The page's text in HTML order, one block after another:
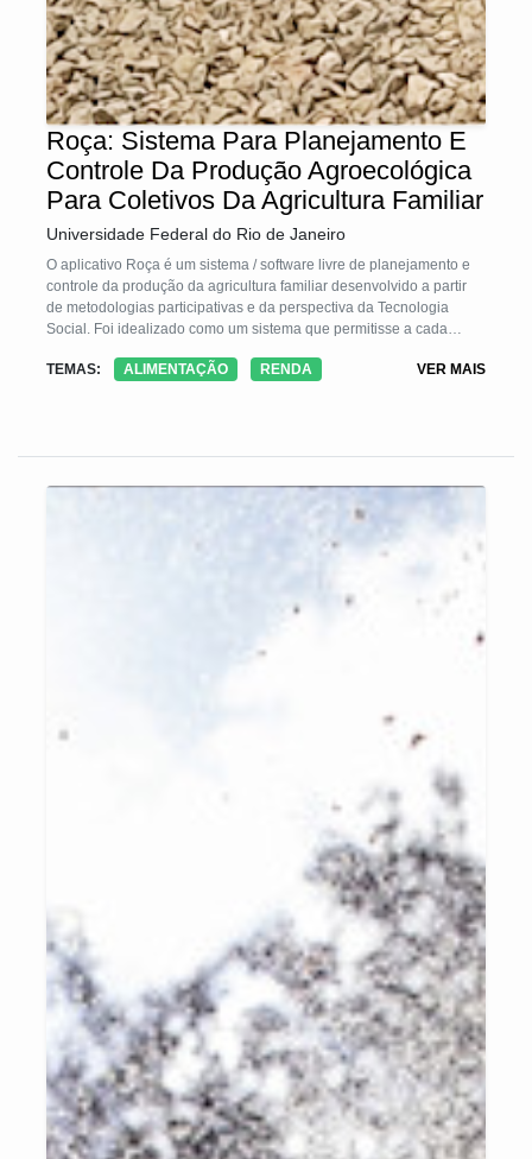
Roça: Sistema Para Planejamento E
Controle Da Produção Agroecológica
Para Coletivos Da Agricultura Familiar
Universidade Federal do Rio de Janeiro
O aplicativo Roça é um sistema / software livre de planejamento e
controle da produção da agricultura familiar desenvolvido a partir
de metodologias participativas e da perspectiva da Tecnologia
Social. Foi idealizado como um sistema que permitisse a cada
frutíferas, produção de animais, produção de derivados e
produção e que tenha vários relatórios que auxiliem na
TEMAS: ALIMENTAÇÃO RENDA VER MAIS